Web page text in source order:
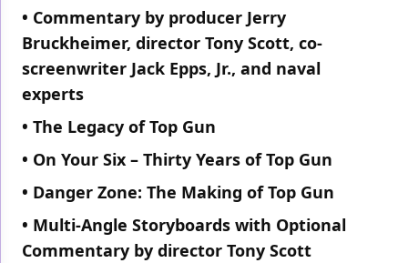
• Commentary by producer Jerry
Bruckheimer, director Tony Scott, co-
screenwriter Jack Epps, Jr., and naval
experts
• The Legacy of Top Gun
• On Your Six – Thirty Years of Top Gun
• Danger Zone: The Making of Top Gun
• Multi-Angle Storyboards with Optional
Commentary by director Tony Scott